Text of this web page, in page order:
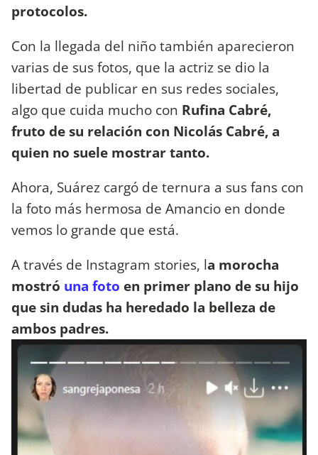
protocolos.
Con la llegada del niño también aparecieron
varias de sus fotos, que la actriz se dio la
libertad de publicar en sus redes sociales,
algo que cuida mucho con Rufina Cabré,
fruto de su relación con Nicolás Cabré, a
quien no suele mostrar tanto.
Ahora, Suárez cargó de ternura a sus fans con
la foto más hermosa de Amancio en donde
vemos lo grande que está.
A través de Instagram stories, la morocha
mostró una foto en primer plano de su hijo
que sin dudas ha heredado la belleza de
ambos padres.